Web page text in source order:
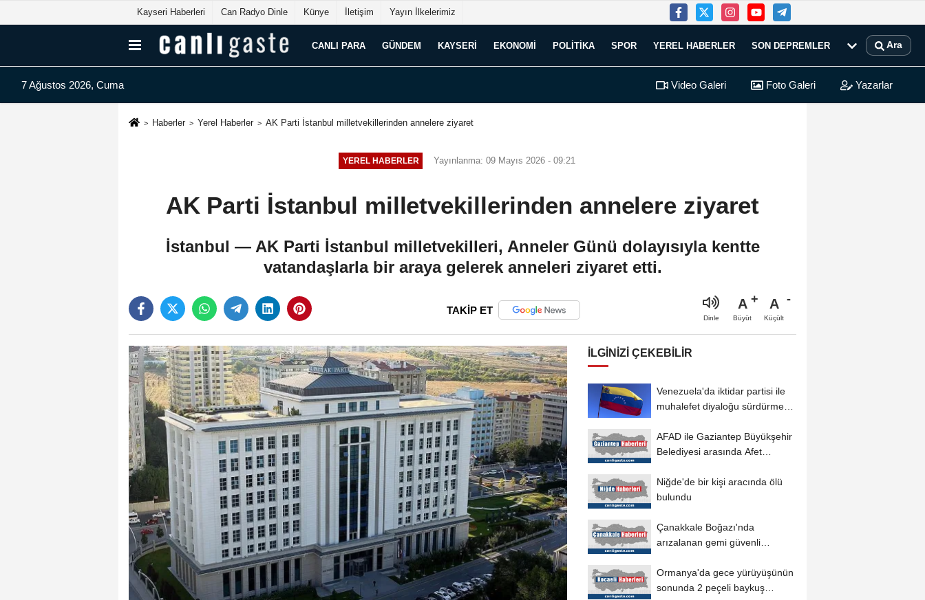
Kayseri Haberleri Can Radyo Dinle Künye İletişim Yayın İlkelerimiz
CANLI PARA GÜNDEM KAYSERI EKONOMI POLITIKA SPOR YEREL HABERLER SON DEPREMLER Ara
7 Ağustos 2026, Cuma Video Galeri Foto Galeri Yazarlar
Haberler Yerel Haberler AK Parti İstanbul milletvekillerinden annelere ziyaret
YEREL HABERLER Yayınlanma: 09 Mayıs 2026 - 09:21
AK Parti İstanbul milletvekillerinden annelere ziyaret
İstanbul — AK Parti İstanbul milletvekilleri, Anneler Günü dolayısıyla kentte
vatandaşlarla bir araya gelerek anneleri ziyaret etti.
TAKİP ET
Dinle
A
Büyüt
A
Küçült
İLGINIZI ÇEKEBILIR
Venezuela'da iktidar partisi ile
muhalefet diyaloğu sürdürme
AFAD ile Gaziantep Büyükşehir
Belediyesi arasında Afet
Niğde'de bir kişi aracında ölü
bulundu
Çanakkale Boğazı'nda
arızalanan gemi güvenli
Ormanya'da gece yürüyüşünün
sonunda 2 peçeli baykuş